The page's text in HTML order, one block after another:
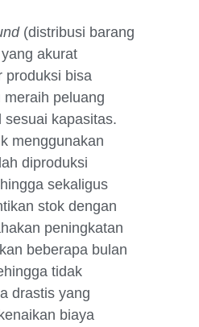
(distribusi barang
akurat
produksi bisa
peluang
sesuai kapasitas.
menggunakan
diproduksi
sekaligus
stok dengan
peningkatan
beberapa bulan
tidak
drastis yang
biaya